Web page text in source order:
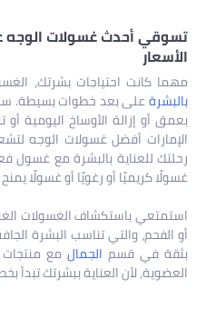
تسوقي أحدث غسولات الوجه
الأسعار
مهما كانت احتياجات بشرتك،
بالبشرةعلى بعد خطوات بسيطة.
بعمق أو إزالة الأوساخ اليومية
الإمارات أفضل غسولات الوجه
رحلتك للعناية بالبشرة مع غسول
غسولًا كريميًا أو رغويًا أو غسولًا
استمتعي باستكشاف الغسولات
أو الفحم، والتي تناسب البشرة
بثقة في قسم الجمال مع منتجات
العضوية، لأن العناية ببشرتك تبدأ